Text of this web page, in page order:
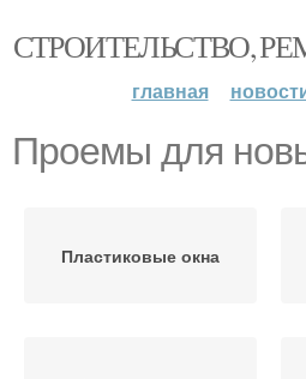
СТРОИТЕЛЬСТВО,
главная
Проемы для
Пластиковые окна